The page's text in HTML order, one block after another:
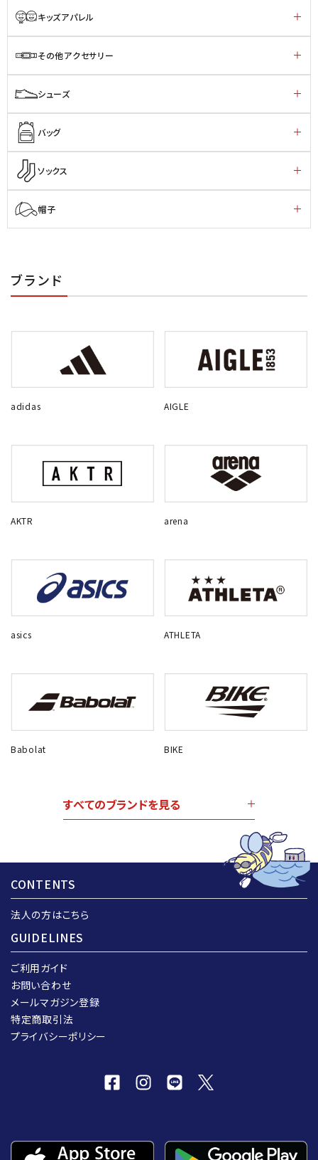
キッズアパレル
その他アクセサリー
シューズ
バッグ
ソックス
帽子
ブランド
adidas AIGLE
AKTR arena
asics ATHLETA
Babolat BIKE
すべてのブランドを見る
CONTENTS
法人の方はこちら
GUIDELINES
ご利用ガイド
お問い合わせ
メールマガジン登録
特定商取引法
プライバシーポリシー